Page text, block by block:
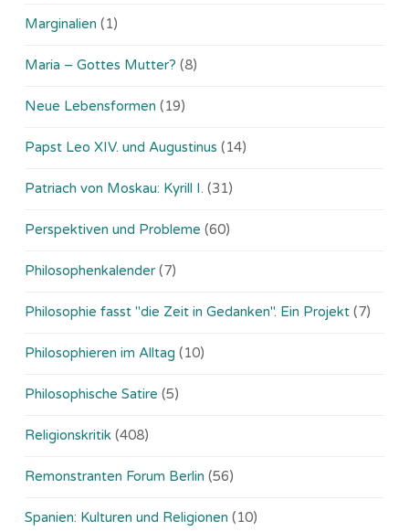
Marginalien (1)
Maria – Gottes Mutter? (8)
Neue Lebensformen (19)
Papst Leo XIV. und Augustinus (14)
Patriach von Moskau: Kyrill I. (31)
Perspektiven und Probleme (60)
Philosophenkalender (7)
Philosophie fasst "die Zeit in Gedanken". Ein Projekt (7)
Philosophieren im Alltag (10)
Philosophische Satire (5)
Religionskritik (408)
Remonstranten Forum Berlin (56)
Spanien: Kulturen und Religionen (10)